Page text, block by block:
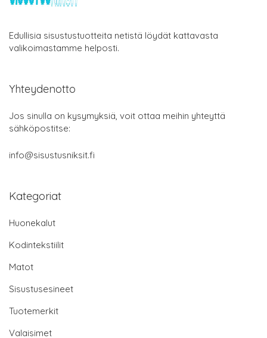
Edullisia sisustustuotteita netistä löydät kattavasta
valikoimastamme helposti.
Yhteydenotto
Jos sinulla on kysymyksiä, voit ottaa meihin yhteyttä
sähköpostitse:
info@sisustusniksit.fi
Kategoriat
Huonekalut
Kodintekstiilit
Matot
Sisustusesineet
Tuotemerkit
Valaisimet